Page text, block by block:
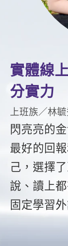
IELTS
GEPT
自然發音
英文聽
開口溜
旅遊英文
基礎字彙
情境閱
英文文
英文寫
CNN聽
特色課程
英語俱
ECAM
Let's
日語
韓語
西班牙語
外語即
兒童美語
更多
一對一家
企業訓練
點讀筆
數位學
影音學英文
英文能力測
學員故事
活動花絮
Recruiting
實體線
分實力
上班族／林
閃亮亮的
最好的回
己，選擇
說、讀上
固定學習